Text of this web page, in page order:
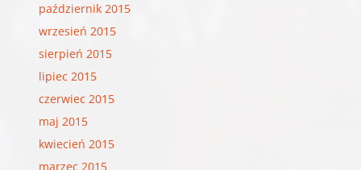
październik 2015
wrzesień 2015
sierpień 2015
lipiec 2015
czerwiec 2015
maj 2015
kwiecień 2015
marzec 2015